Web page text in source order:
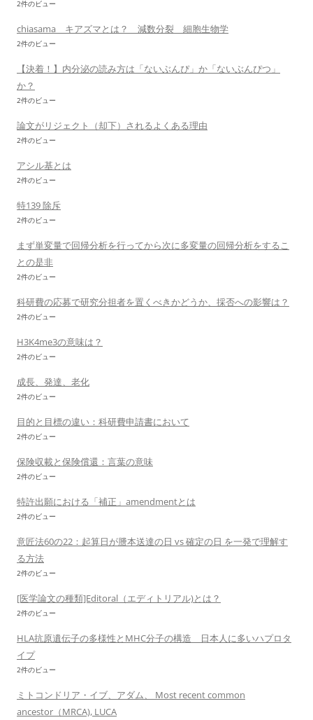
2件のビュー
chiasama キアズマとは？ 減数分裂 細胞生物学
2件のビュー
【決着！】内分泌の読み方は「ないぶんぴ」か「ないぶんぴつ」
か？
2件のビュー
論文がリジェクト（却下）されるよくある理由
2件のビュー
アシル基とは
2件のビュー
特139 除斥
2件のビュー
まず単変量で回帰分析を行ってから次に多変量の回帰分析をするこ
との是非
2件のビュー
科研費の応募で研究分担者を置くべきかどうか、採否への影響は？
2件のビュー
H3K4me3の意味は？
2件のビュー
成長、発達、老化
2件のビュー
目的と目標の違い：科研費申請書において
2件のビュー
保険収載と保険償還：言葉の意味
2件のビュー
特許出願における「補正」amendmentとは
2件のビュー
意匠法60の22：起算日が謄本送達の日 vs 確定の日 を一発で理解す
る方法
2件のビュー
[医学論文の種類]Editoral（エディトリアル)とは？
2件のビュー
HLA抗原遺伝子の多様性とMHC分子の構造 日本人に多いハプロタ
イプ
2件のビュー
ミトコンドリア・イブ、アダム、 Most recent common
ancestor（MRCA), LUCA